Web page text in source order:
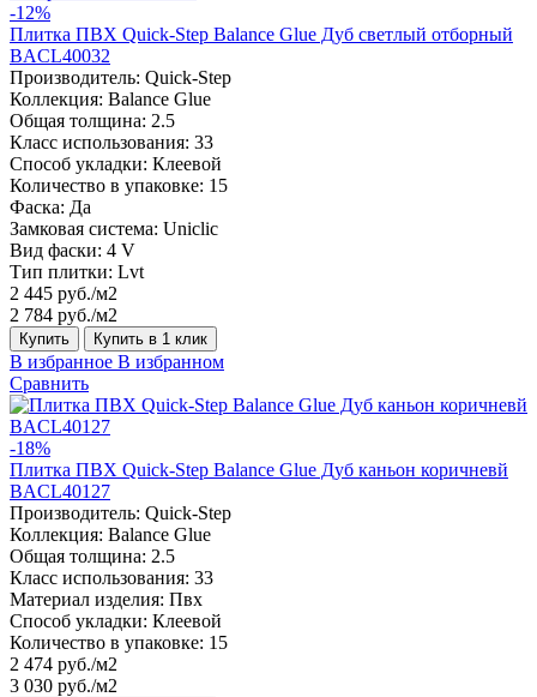
-12%
Плитка ПВХ Quick-Step Balance Glue Дуб светлый отборный
BACL40032
Производитель: Quick-Step
Коллекция: Balance Glue
Общая толщина: 2.5
Класс использования: 33
Способ укладки: Клеевой
Количество в упаковке: 15
Фаска: Да
Замковая система: Uniclic
Вид фаски: 4 V
Тип плитки: Lvt
2 445 руб./м2
2 784 руб./м2
Купить Купить в 1 клик
В избранное В избранном
Сравнить
-18%
Плитка ПВХ Quick-Step Balance Glue Дуб каньон коричневй
BACL40127
Производитель: Quick-Step
Коллекция: Balance Glue
Общая толщина: 2.5
Класс использования: 33
Материал изделия: Пвх
Способ укладки: Клеевой
Количество в упаковке: 15
2 474 руб./м2
3 030 руб./м2